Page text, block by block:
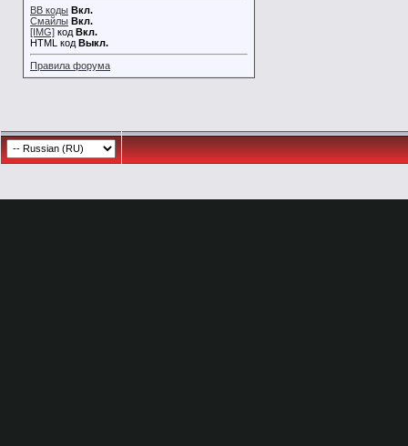
BB коды Вкл.
Смайлы Вкл.
[IMG] код Вкл.
HTML код Выкл.
Правила форума